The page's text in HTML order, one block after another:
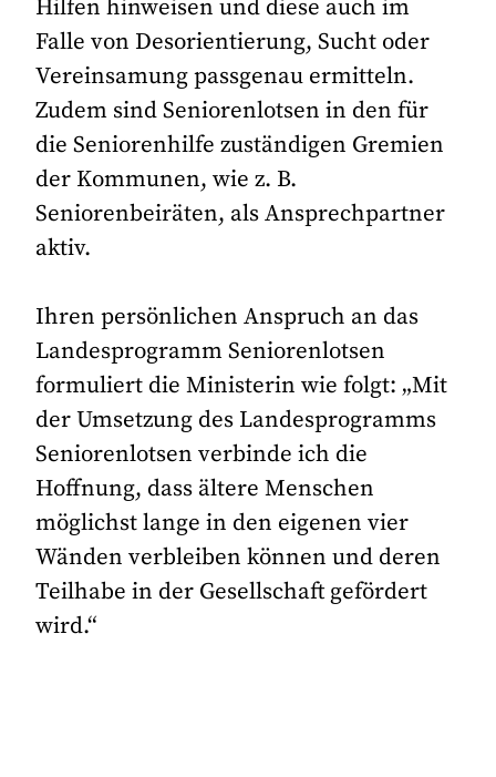
Hilfen hinweisen und diese auch im
Falle von Desorientierung, Sucht oder
Vereinsamung passgenau ermitteln.
Zudem sind Seniorenlotsen in den für
die Seniorenhilfe zuständigen Gremien
der Kommunen, wie z. B.
Seniorenbeiräten, als Ansprechpartner
aktiv.
Ihren persönlichen Anspruch an das
Landesprogramm Seniorenlotsen
formuliert die Ministerin wie folgt: „Mit
der Umsetzung des Landesprogramms
Seniorenlotsen verbinde ich die
Hoffnung, dass ältere Menschen
möglichst lange in den eigenen vier
Wänden verbleiben können und deren
Teilhabe in der Gesellschaft gefördert
wird.“